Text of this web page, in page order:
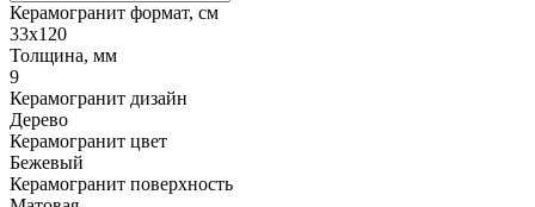
Керамогранит формат, см
33х120
Толщина, мм
9
Керамогранит дизайн
Дерево
Керамогранит цвет
Бежевый
Керамогранит поверхность